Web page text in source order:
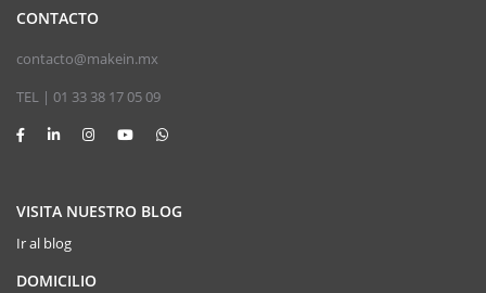
CONTACTO
contacto@makein.mx
TEL | 01 33 38 17 05 09
VISITA NUESTRO BLOG
Ir al blog
DOMICILIO